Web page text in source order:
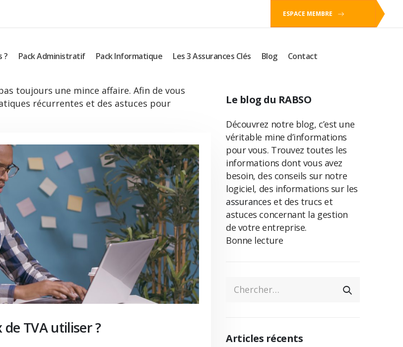
ESPACE MEMBRE
? Pack Administratif Pack Informatique Les 3 Assurances Clés Blog Contact
toujours une mince affaire. Afin de vous
récurrentes et des astuces pour
TVA utiliser ?
Le blog du RABSO
Découvrez notre blog, c’est une
véritable mine d’informations
pour vous. Trouvez toutes les
informations dont vous avez
besoin, des conseils sur notre
logiciel, des informations sur les
assurances et des trucs et
astuces concernant la gestion
de votre entreprise.
Bonne lecture
Articles récents